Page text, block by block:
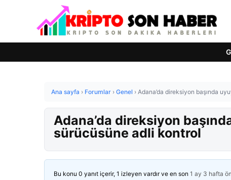
Ana sayfa › Forumlar › Genel › Adana’da direksiyon başında
Adana’da direksiyon
sürücüsüne adli kontrol
Bu konu 0 yanıt içerir, 1 izleyen vardır ve en son 1 ay 3 hafta